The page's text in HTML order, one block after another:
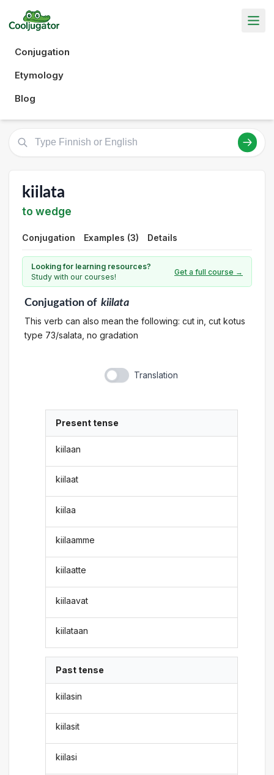
Conjugation
Etymology
Blog
kiilata
to wedge
Conjugation Examples (3) Details
Looking for learning resources?
Study with our courses!
Get a full course →
Conjugationof kiilata
This verb can also mean the following: cut in, cut kotus
type 73/salata, no gradation
Translation
Present tense
kiilaan
kiilaat
kiilaa
kiilaamme
kiilaatte
kiilaavat
kiilataan
Past tense
kiilasin
kiilasit
kiilasi